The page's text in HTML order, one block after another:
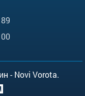
- Novi Vorota.